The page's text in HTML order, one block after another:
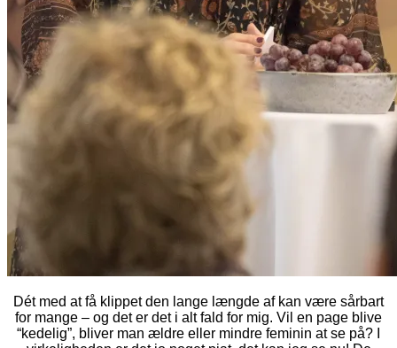
Dét med at få klippet den lange længde af kan være sårbart
for mange – og det er det i alt fald for mig. Vil en page blive
“kedelig”, bliver man ældre eller mindre feminin at se på? I